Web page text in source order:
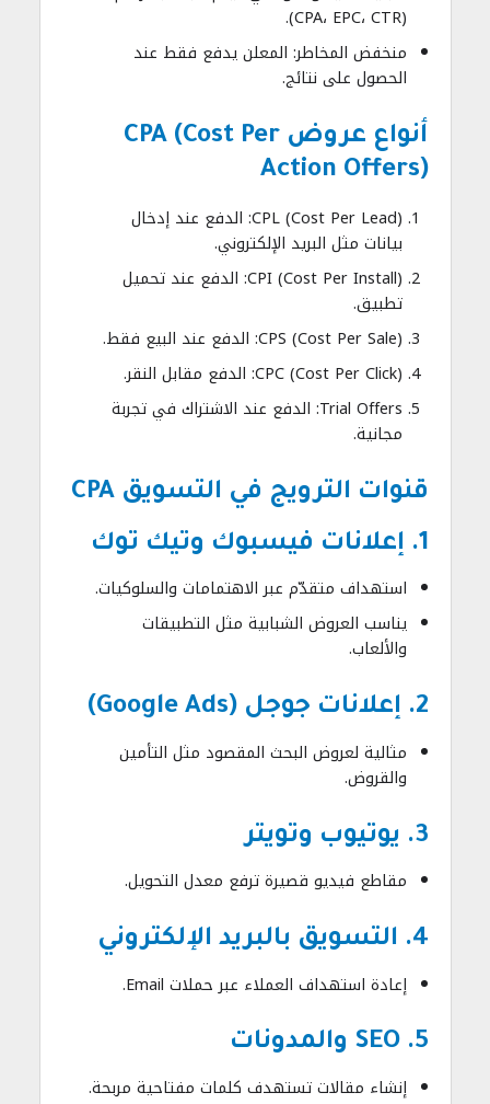
(CPA، EPC، CTR).
منخفض المخاطر: المعلن يدفع فقط عند
الحصول على نتائج.
أنواع عروض CPA (Cost Per
Action Offers)
CPL (Cost Per Lead): الدفع عند إدخال
بيانات مثل البريد الإلكتروني.
CPI (Cost Per Install): الدفع عند تحميل
تطبيق.
CPS (Cost Per Sale): الدفع عند البيع فقط.
CPC (Cost Per Click): الدفع مقابل النقر.
Trial Offers: الدفع عند الاشتراك في تجربة
مجانية.
قنوات الترويج في التسويق CPA
1. إعلانات فيسبوك وتيك توك
استهداف متقدّم عبر الاهتمامات والسلوكيات.
يناسب العروض الشبابية مثل التطبيقات
والألعاب.
2. إعلانات جوجل (Google Ads)
مثالية لعروض البحث المقصود مثل التأمين
والقروض.
3. يوتيوب وتويتر
مقاطع فيديو قصيرة ترفع معدل التحويل.
4. التسويق بالبريد الإلكتروني
إعادة استهداف العملاء عبر حملات Email.
5. SEO والمدونات
إنشاء مقالات تستهدف كلمات مفتاحية مربحة.